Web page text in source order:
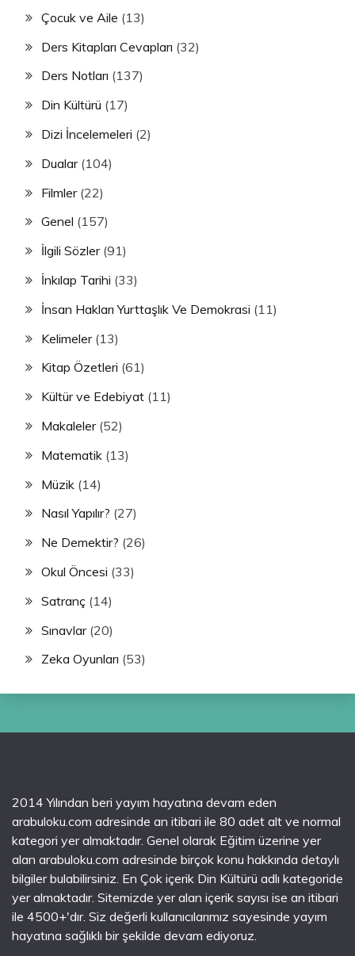
Çocuk ve Aile (13)
Ders Kitapları Cevapları (32)
Ders Notları (137)
Din Kültürü (17)
Dizi İncelemeleri (2)
Dualar(104)
Filmler(22)
Genel (157)
İlgili Sözler(91)
İnkılap Tarihi (33)
İnsan Hakları Yurttaşlık Ve Demokrasi (11)
Kelimeler(13)
Kitap Özetleri (61)
Kültür ve Edebiyat (11)
Makaleler(52)
Matematik (13)
Müzik (14)
Nasıl Yapılır? (27)
Ne Demektir? (26)
Okul Öncesi (33)
Satranç (14)
Sınavlar(20)
Zeka Oyunları (53)
2014 Yılından beri yayım hayatına devam eden
arabuloku.com adresinde an itibari ile 80 adet alt ve normal
kategori yer almaktadır. Genel olarak Eğitim üzerine yer
alan arabuloku.com adresinde birçok konu hakkında detaylı
bilgiler bulabilirsiniz. En Çok içerik Din Kültürü adlı kategoride
yer almaktadır. Sitemizde yer alan içerik sayısı ise an itibari
ile 4500+'dır. Siz değerli kullanıcılarımız sayesinde yayım
hayatına sağlıklı bir şekilde devam ediyoruz.